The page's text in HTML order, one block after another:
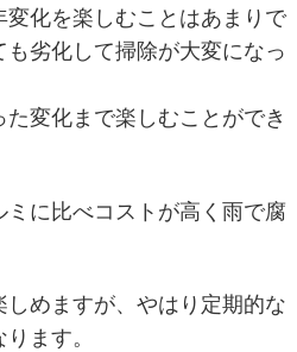
変化を楽しむことはあまりで
劣化して掃除が大変になっ
変化まで楽しむことができ
に比べコストが高く雨で腐
めますが、やはり定期的な
ます。